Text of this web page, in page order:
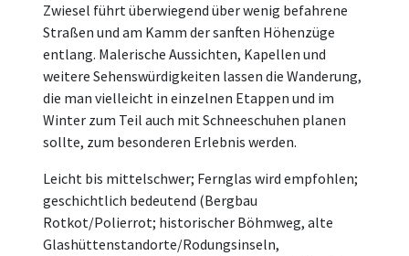
Zwiesel führt überwiegend über wenig befahrene
Straßen und am Kamm der sanften Höhenzüge
entlang. Malerische Aussichten, Kapellen und
weitere Sehenswürdigkeiten lassen die Wanderung,
die man vielleicht in einzelnen Etappen und im
Winter zum Teil auch mit Schneeschuhen planen
sollte, zum besonderen Erlebnis werden.
Leicht bis mittelschwer; Fernglas wird empfohlen;
geschichtlich bedeutend (Bergbau
Rotkot/Polierrot; historischer Böhmweg, alte
Glashüttenstandorte/Rodungsinseln,